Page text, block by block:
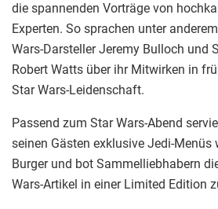
die spannenden Vorträge von
Experten. So sprachen unter
Wars-Darsteller Jeremy Bulloch und
Robert Watts über ihr Mitwirken in
Star Wars-Leidenschaft.
Passend zum Star Wars-Abend
seinen Gästen exklusive Jedi-Menüs
Burger und bot Sammelliebhabern
Wars-Artikel in einer Limited Edition